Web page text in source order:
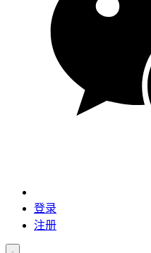
登录
注册